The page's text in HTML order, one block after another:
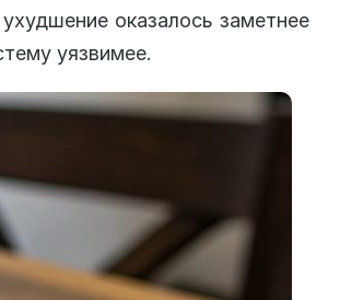
оказалось заметнее
уязвимее.